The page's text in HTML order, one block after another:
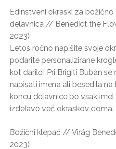
Edinstveni okraski za
delavnica // Benedict the
2023)
Letos ročno napišite svoje
podarite personalizirane
kot darilo! Pri Brigiti Bubán se
napisati imena ali besedila na
koncu delavnice bo vsak imel
izdelavo več okraskov doma.
Božični klepač // Virág
2023)